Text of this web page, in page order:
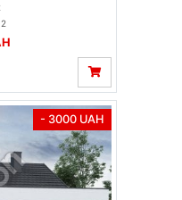
2
- 3000 UAH